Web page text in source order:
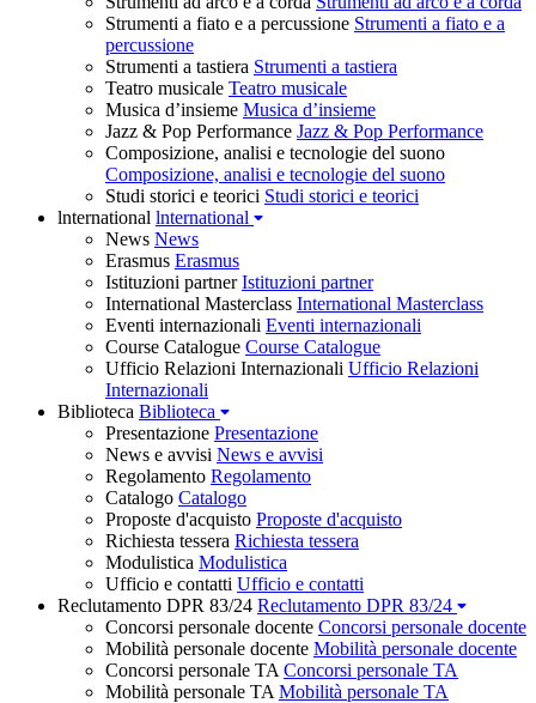
Strumenti a fiato e a percussione Strumenti a fiato e a
percussione
Strumenti a tastiera Strumenti a tastiera
Teatro musicale Teatro musicale
Musica d’insieme Musica d’insieme
Jazz & Pop Performance Jazz & Pop Performance
Composizione, analisi e tecnologie del suono
Composizione, analisi e tecnologie del suono
Studi storici e teorici Studi storici e teorici
lnternational lnternational
News News
Erasmus Erasmus
Istituzioni partner Istituzioni partner
International Masterclass International Masterclass
Eventi internazionali Eventi internazionali
Course Catalogue Course Catalogue
Ufficio Relazioni Internazionali Ufficio Relazioni
Internazionali
Biblioteca Biblioteca
Presentazione Presentazione
News e avvisi News e avvisi
Regolamento Regolamento
Catalogo Catalogo
Proposte d'acquisto Proposte d'acquisto
Richiesta tessera Richiesta tessera
Modulistica Modulistica
Ufficio e contatti Ufficio e contatti
Reclutamento DPR 83/24 Reclutamento DPR 83/24
Concorsi personale docente Concorsi personale docente
Mobilità personale docente Mobilità personale docente
Concorsi personale TA Concorsi personale TA
Mobilità personale TA Mobilità personale TA